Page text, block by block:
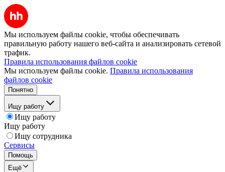
Мы используем файлы cookie, чтобы обеспечивать
правильную работу нашего веб-сайта и анализировать сетевой
трафик.
Правила использования файлов cookie
Мы используем файлы cookie. Правила использования
файлов cookie
Понятно
Ищу работу
Ищу работу
Ищу работу
Ищу сотрудника
Сервисы
Помощь
Ещё